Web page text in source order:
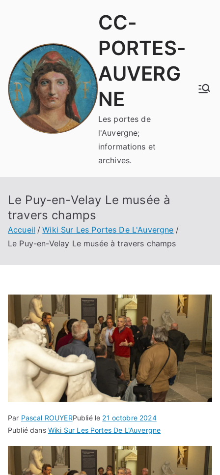
CC-
PORTES-
AUVERG
NE
Les portes de
l'Auvergne;
informations et
archives.
Le Puy-en-Velay Le musée à
travers champs
Accueil
Wiki Sur Les Portes De L'Auvergne
Le Puy-en-Velay Le musée à travers champs
Par Pascal ROUYERPublié le 21 octobre 2024
Publié dans Wiki Sur Les Portes De L'Auvergne